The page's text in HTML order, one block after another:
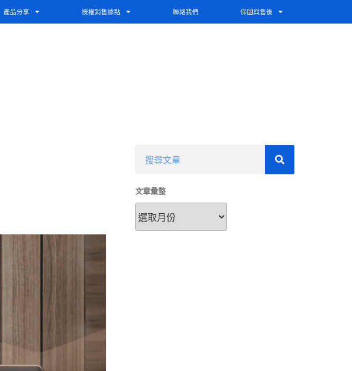
產品分享 授權銷售據點 聯絡我們 保固與售後
文章彙整